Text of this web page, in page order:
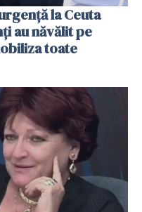
la Ceuta
au năvălit pe
toate